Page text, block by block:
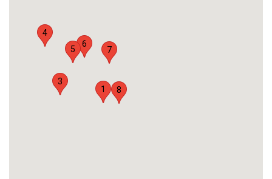
1
3
4
5
6
7
8